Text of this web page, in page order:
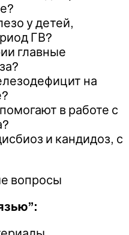
у детей,
ГВ?
главные
на
в работе с
и кандидоз, с
вопросы